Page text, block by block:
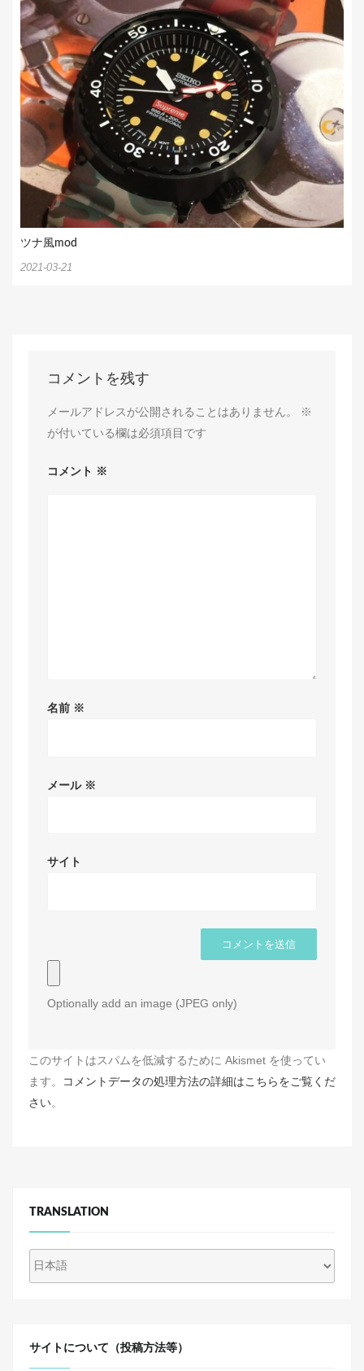
ツナ風mod
2021-03-21
コメントを残す
メールアドレスが公開されることはありません。
※
が付いている欄は必須項目です
コメント ※
名前 ※
メール ※
サイト
Optionally add an image (JPEG only)
このサイトはスパムを低減するために Akismet を使ってい
ます。
コメントデータの処理方法の詳細はこちらをご覧くだ
さい。
TRANSLATION
サイトについて（投稿方法等）